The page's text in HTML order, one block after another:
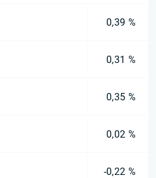
0,39 %
0,31 %
0,35 %
0,02 %
-0,22 %